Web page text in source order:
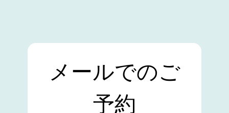
メールでのご
予約